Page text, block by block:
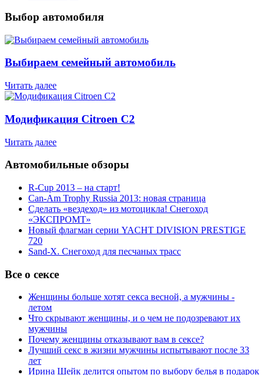
Выбор автомобиля
Выбираем семейный автомобиль
Читать далее
Модификация Citroen С2
Читать далее
Автомобильные обзоры
R-Cup 2013 – на старт!
Can-Am Trophy Russia 2013: новая страница
Сделать «вездеход» из мотоцикла! Снегоход
«ЭКСПРОМТ»
Новый флагман серии YACHT DIVISION PRESTIGE
720
Sand-X. Снегоход для песчаных трасс
Все о сексе
Женщины больше хотят секса весной, а мужчины -
летом
Что скрывают женщины, и о чем не подозревают их
мужчины
Почему женщины отказывают вам в сексе?
Лучший секс в жизни мужчины испытывают после 33
лет
Ирина Шейк делится опытом по выбору белья в подарок